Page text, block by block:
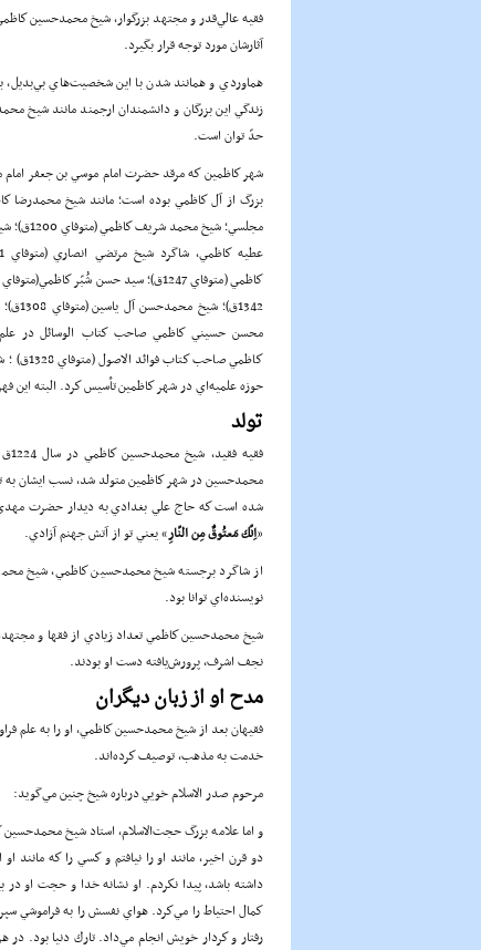
فقيه عالي‌قدر و مجتهد بزرگوار، شيخ محمدحسين
آثارشان مورد توجه قرار بگيرد.
هماوردي و همانند شدن با اين شخصيت‌هاي
زندگي اين بزرگان و دانشمندان ارجمند مانند شيخ
حدّ توان است.
حوزه علميه‌اي در شهر كاظمين تأسيس كرد. البته اين
تولد
فقيه فقيد، شيخ محمدحسين كاظمي در سال 1224ق در كاظمين متولد شد.
محمدحسين در شهر كاظمين متولد شد، نسب ايشان به
شده است كه حاج علي بغدادي به ديدار حضرت مهدي
«اِنّك مَعتُوقٌ مِن النّارِ» يعني تو از آتش جهنم آزادي.
از شاگرد برجسته شيخ محمدحسين كاظمي، شيخ
نويسنده‌اي توانا بود.
شيخ محمدحسين كاظمي تعداد زيادي از فقها و
نجف اشرف، پرورش‌يافته دست او بودند.
مدح او از زبان ديگران
فقيهان بعد از شيخ محمدحسين كاظمي، او را به علم
خدمت به مذهب، توصيف كرده‌‌اند.
مرحوم صدر الاسلام خويي درباره شيخ چنين مي‌گويد:
و اما علامه بزرگ حجت‌الاسلام، استاد شيخ
دو قرن اخير، مانند او را نيافتم و كسي را كه مانند
داشته باشد، پيدا نكردم. او نشانه خدا و حجت او
كمال احتياط را مي‌كرد. هواي نفسش را به فراموشي
رفتار و كردار خويش انجام مي‌داد. تارك دنيا بود. در